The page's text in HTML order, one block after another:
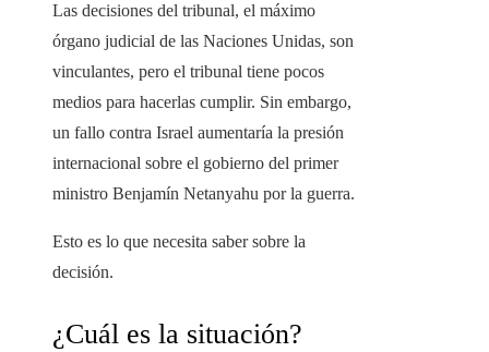
Las decisiones del tribunal, el máximo
órgano judicial de las Naciones Unidas, son
vinculantes, pero el tribunal tiene pocos
medios para hacerlas cumplir. Sin embargo,
un fallo contra Israel aumentaría la presión
internacional sobre el gobierno del primer
ministro Benjamín Netanyahu por la guerra.
Esto es lo que necesita saber sobre la
decisión.
¿Cuál es la situación?